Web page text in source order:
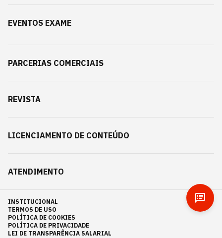
EVENTOS EXAME
PARCERIAS COMERCIAIS
REVISTA
LICENCIAMENTO DE CONTEÚDO
ATENDIMENTO
INSTITUCIONAL
TERMOS DE USO
POLÍTICA DE COOKIES
POLÍTICA DE PRIVACIDADE
LEI DE TRANSPARÊNCIA SALARIAL